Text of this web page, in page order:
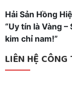
Hải Sản Hồng
“Uy tín là Vàng
kim chỉ nam!”
LIÊN HỆ